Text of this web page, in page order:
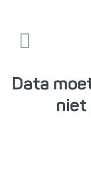
Data
niet